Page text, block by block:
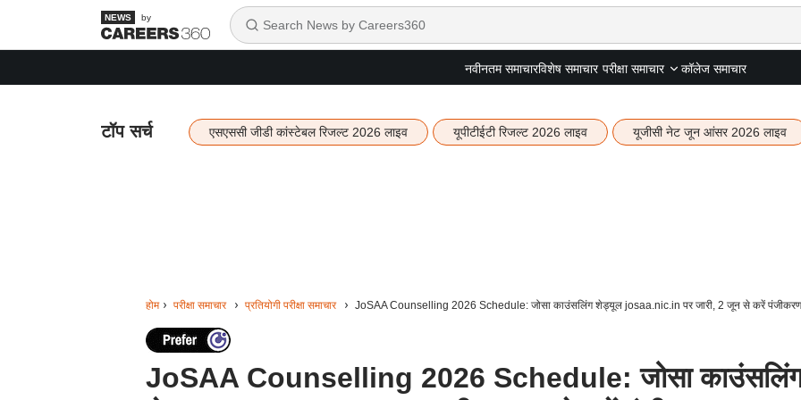
by
नवीनतम समाचारविशेष समाचार परीक्षा समाचार कॉलेज समाचार
टॉप सर्च एसएससी जीडी कांस्टेबल रिजल्ट 2026 लाइव यूपीटीईटी रिजल्ट 2026 लाइव यूजीसी नेट जून आंसर 2026 लाइव
होम परीक्षा समाचार प्रतियोगी परीक्षा समाचार JoSAA Counselling 2026 Schedule: जोसा काउंसलिंग शेड्यूल josaa.nic.in पर जारी, 2 जून से करें पंजीकरण
JoSAA Counselling 2026 Schedule: जोसा